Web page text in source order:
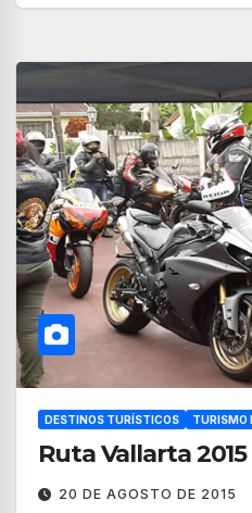
DESTINOS TURÍSTICOS TURISMO
Ruta Vallarta 2015
20 DE AGOSTO DE 2015